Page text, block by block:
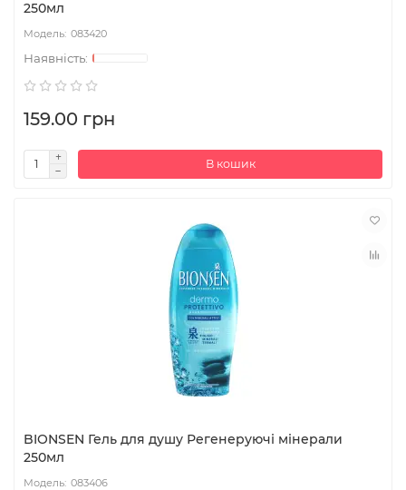
250мл
083420
159.00 грн
В кошик
BIONSEN Гель для душу Регенеруючі мінерали
250мл
083406